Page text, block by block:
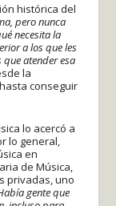
histórica del
pero nunca
necesita la
a los que les
que atender esa
la
conseguir
lo acercó a
lo general,
en
de Música,
privadas, uno
gente que